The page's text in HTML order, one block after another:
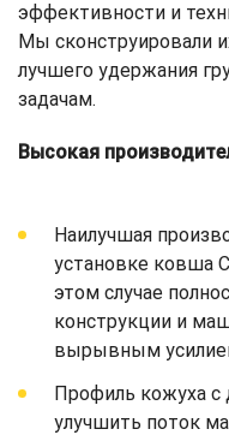
эффективности и
Мы сконструировали
лучшего удержания
задачам.
Высокая
Наилучшая
установке ковша
этом случае
конструкции и
вырывным
Профиль кожуха с
улучшить поток